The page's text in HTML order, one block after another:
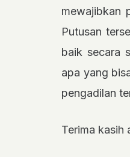
mewajibkan
Putusan
baik secara
apa yang
pengadilan
Terima kasih